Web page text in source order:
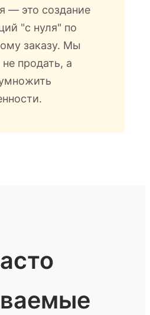
— это создание
"с нуля" по
заказу. Мы
продать, а